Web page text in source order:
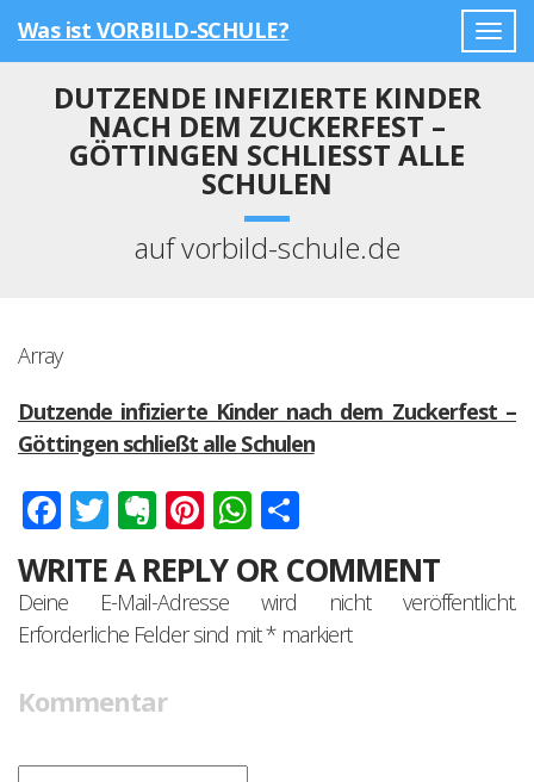
Was ist VORBILD-SCHULE?
DUTZENDE INFIZIERTE KINDER
NACH DEM ZUCKERFEST –
GÖTTINGEN SCHLIESST ALLE S
CHULEN
auf vorbild-schule.de
Array
Dutzende infizierte Kinder nach dem Zuckerfest –
Göttingen schließt alle Schulen
Facebook
Twitter
Evernote
Pinterest
WhatsApp
WRITE A REPLY OR COMMENT
Deine E-Mail-Adresse wird nicht veröffentlicht.
Erforderliche Felder sind mit*markiert
Kommentar